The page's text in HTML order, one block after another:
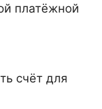
платёжной
счёт для